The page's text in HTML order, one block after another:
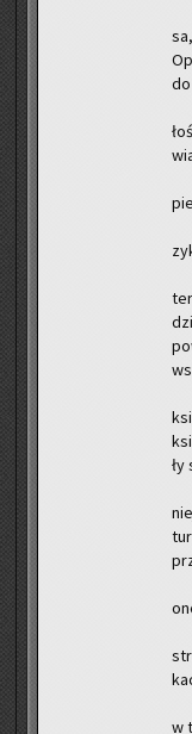
ły
w